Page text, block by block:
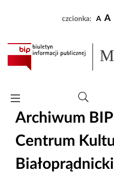
czcionka: A A
Archiwum
Centrum
Białoprądnicki